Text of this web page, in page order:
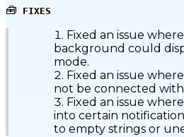
🧰 FIXES
Fixed an issue
background could
mode.
Fixed an issue
not be connected
Fixed an issue
into certain
to empty strings or